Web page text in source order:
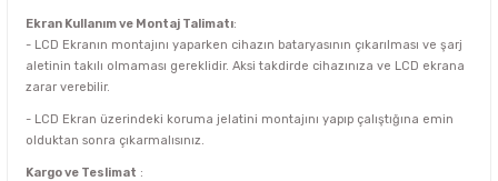
Ekran Kullanım ve Montaj Talimatı:
- LCD Ekranın montajını yaparken cihazın bataryasının çıkarılması ve şarj
aletinin takılı olmaması gereklidir. Aksi takdirde cihazınıza ve LCD ekrana
zarar verebilir.
- LCD Ekran üzerindeki koruma jelatini montajını yapıp çalıştığına emin
olduktan sonra çıkarmalısınız.
Kargo ve Teslimat :